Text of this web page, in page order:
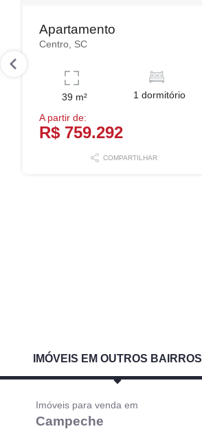
Apartamento
Centro, SC
39 m² 1 dormitório
A partir de:
R$ 759.292
COMPARTILHAR
IMÓVEIS EM OUTROS BAIRROS
Imóveis para venda em
Campeche